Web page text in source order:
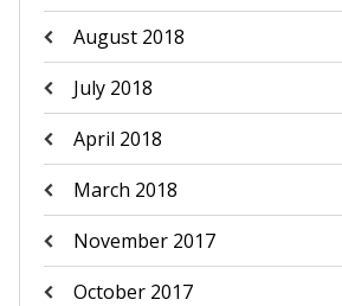
August 2018
July 2018
April 2018
March 2018
November 2017
October 2017